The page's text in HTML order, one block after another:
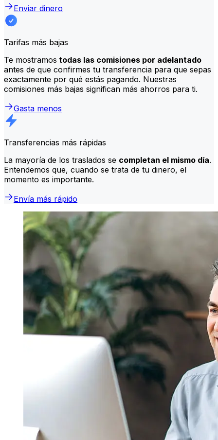
Enviar dinero
Tarifas más bajas
Te mostramos todas las comisiones por adelantado
antes de que confirmes tu transferencia para que sepas
exactamente por qué estás pagando. Nuestras
comisiones más bajas significan más ahorros para ti.
Gasta menos
Transferencias más rápidas
La mayoría de los traslados se completan el mismo día.
Entendemos que, cuando se trata de tu dinero, el
momento es importante.
Envía más rápido